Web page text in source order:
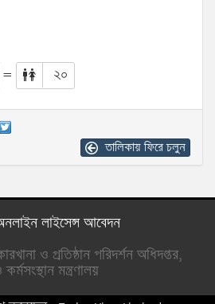
= ২০
তালিকায় ফিরে চলুন
লাইসেন্স আবেদন
ও প্রতিষ্ঠান পরিদর্শন অধিদপ্তর,
মন্ত্রণালয়